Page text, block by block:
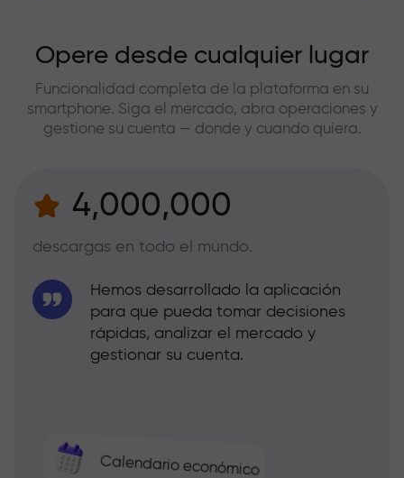
Opere desde cualquier lugar
Funcionalidad completa de la plataforma en su
smartphone. Siga el mercado, abra operaciones y
gestione su cuenta — donde y cuando quiera.
4,000,000
descargas en todo el mundo.
Calendario económico
Hemos desarrollado la aplicación
para que pueda tomar decisiones
rápidas, analizar el mercado y
gestionar su cuenta.